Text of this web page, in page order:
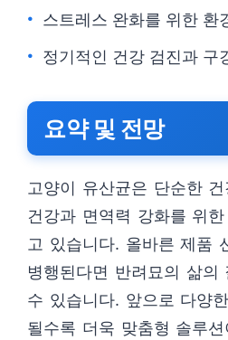
스트레스 완화를 위한 환
정기적인 건강 검진과 구
요약 및 전망
고양이 유산균은 단순한
건강과 면역력 강화를 위
고 있습니다. 올바른 제품
병행된다면 반려묘의 삶의
수 있습니다. 앞으로 다양
될수록 더욱 맞춤형 솔루